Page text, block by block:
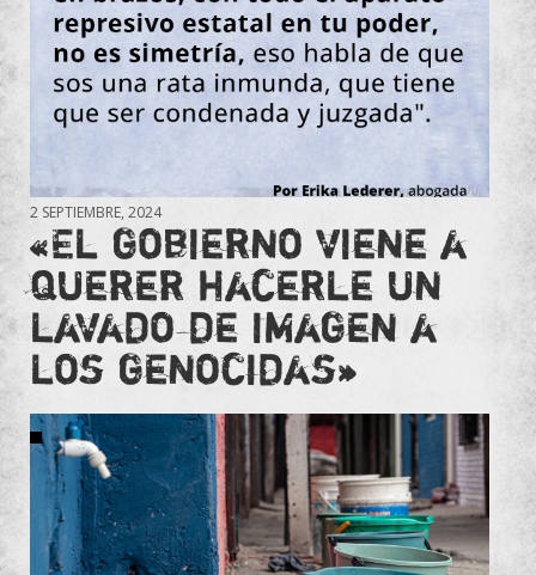
2 SEPTIEMBRE, 2024
«El gobierno viene a
querer hacerle un
lavado de imagen a
los genocidas»